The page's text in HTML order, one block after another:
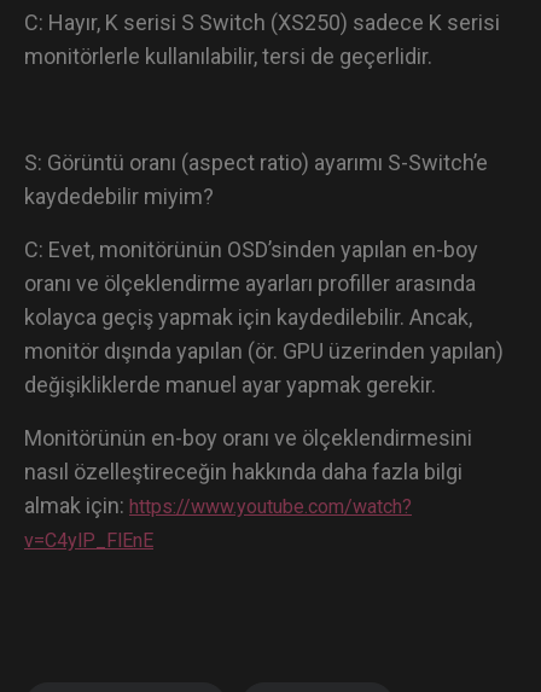
C: Hayır, K serisi S Switch (XS250) sadece K serisi
monitörlerle kullanılabilir, tersi de geçerlidir.
S: Görüntü oranı (aspect ratio) ayarımı S-Switch’e
kaydedebilir miyim?
C: Evet, monitörünün OSD’sinden yapılan en-boy
oranı ve ölçeklendirme ayarları profiller arasında
kolayca geçiş yapmak için kaydedilebilir. Ancak,
monitör dışında yapılan (ör. GPU üzerinden yapılan)
değişikliklerde manuel ayar yapmak gerekir.
Monitörünün en-boy oranı ve ölçeklendirmesini
nasıl özelleştireceğin hakkında daha fazla bilgi
almak için: https://www.youtube.com/watch?
v=C4ylP_FlEnE